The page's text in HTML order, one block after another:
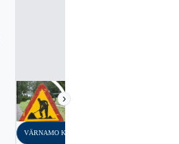
›
VÄRNAMO KOMMUN